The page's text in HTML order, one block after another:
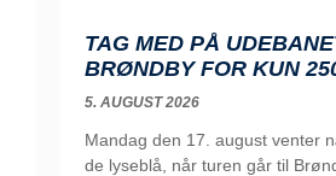
TAG MED PÅ
BRØNDBY FOR KUN
5. AUGUST 2026
Mandag den 17. august venter
de lyseblå, når turen går til